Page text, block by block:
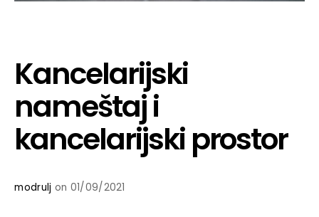
Kancelarijski
nameštaj i
kancelarijski prostor
modrulj on 01/09/2021